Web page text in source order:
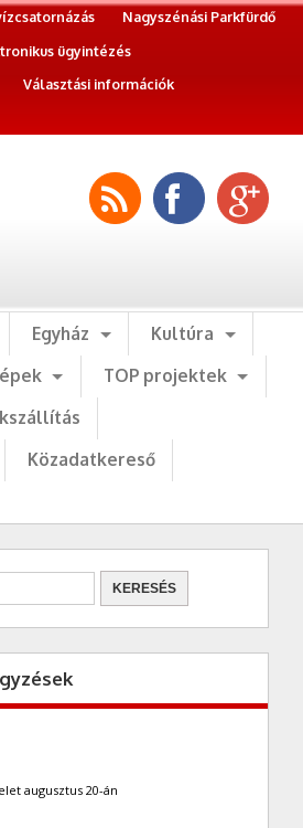
Nagyszénási Parkfürdő
ügyintézés
Választási információk
Egyház
Kultúra
TOP projektek
Közadatkereső
augusztus 20-án